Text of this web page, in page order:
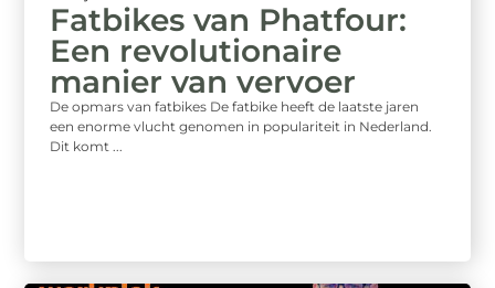
Fatbikes van Phatfour:
Een revolutionaire
manier van vervoer
De opmars van fatbikes De fatbike heeft de laatste jaren
een enorme vlucht genomen in populariteit in Nederland.
Dit komt ...